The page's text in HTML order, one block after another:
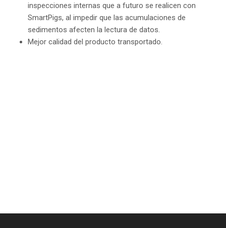
inspecciones internas que a futuro se realicen con
SmartPigs, al impedir que las acumulaciones de
sedimentos afecten la lectura de datos.
Mejor calidad del producto transportado.